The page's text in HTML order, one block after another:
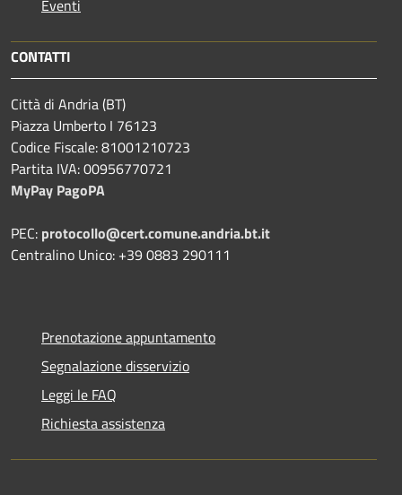
Eventi
CONTATTI
Città di Andria (BT)
Piazza Umberto I 76123
Codice Fiscale: 81001210723
Partita IVA: 00956770721
MyPay PagoPA
PEC: protocollo@cert.comune.andria.bt.it
Centralino Unico: +39 0883 290111
Prenotazione appuntamento
Segnalazione disservizio
Leggi le FAQ
Richiesta assistenza